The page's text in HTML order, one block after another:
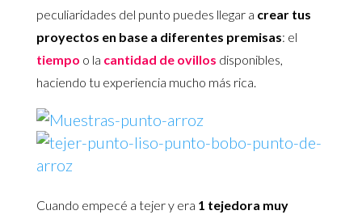
peculiaridades del punto puedes llegar a crear tus
proyectos en base a diferentes premisas: el
tiempo o la cantidad de ovillos disponibles,
haciendo tu experiencia mucho más rica.
Cuando empecé a tejer y era 1 tejedora muy